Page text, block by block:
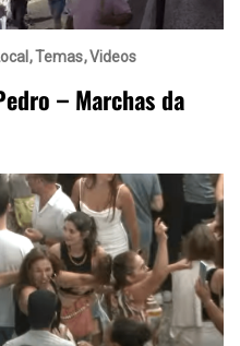
Temas Videos
– Marchas da